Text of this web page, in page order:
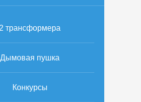
2 трансформера
Дымовая пушка
Конкурсы